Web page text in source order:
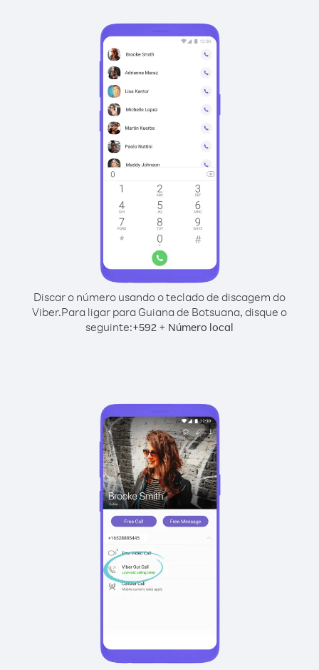
Discar o número usando o teclado de discagem do
Viber.Para ligar para Guiana de Botsuana, disque o
seguinte:+592 + Número local